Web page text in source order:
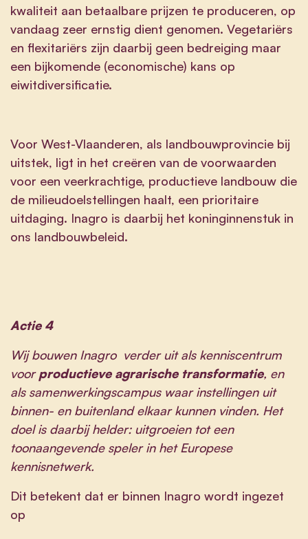
kwaliteit aan betaalbare prijzen te produceren, op
vandaag zeer ernstig dient genomen. Vegetariërs
en flexitariërs zijn daarbij geen bedreiging maar
een bijkomende (economische) kans op
eiwitdiversificatie.
Voor West-Vlaanderen, als landbouwprovincie bij
uitstek, ligt in het creëren van de voorwaarden
voor een veerkrachtige, productieve landbouw die
de milieudoelstellingen haalt, een prioritaire
uitdaging. Inagro is daarbij het koninginnenstuk in
ons landbouwbeleid.
Actie 4
Wij bouwen Inagro verder uit als kenniscentrum
voorproductieve agrarische transformatie, en
als samenwerkingscampus waar instellingen uit
binnen- en buitenland elkaar kunnen vinden. Het
doel is daarbij helder: uitgroeien tot een
toonaangevende speler in het Europese
kennisnetwerk.
Dit betekent dat er binnen Inagro wordt ingezet
op